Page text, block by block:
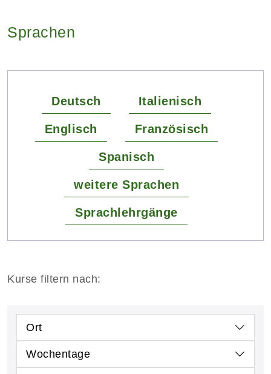
Sprachen
Deutsch Italienisch
Englisch Französisch
Spanisch
weitere Sprachen
Sprachlehrgänge
Kurse filtern nach:
Ort
Wochentage